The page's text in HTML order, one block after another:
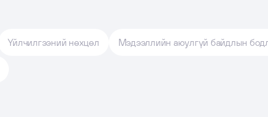
Үйлчилгээний нөхцөл Мэдээллийн аюулгүй байдлын